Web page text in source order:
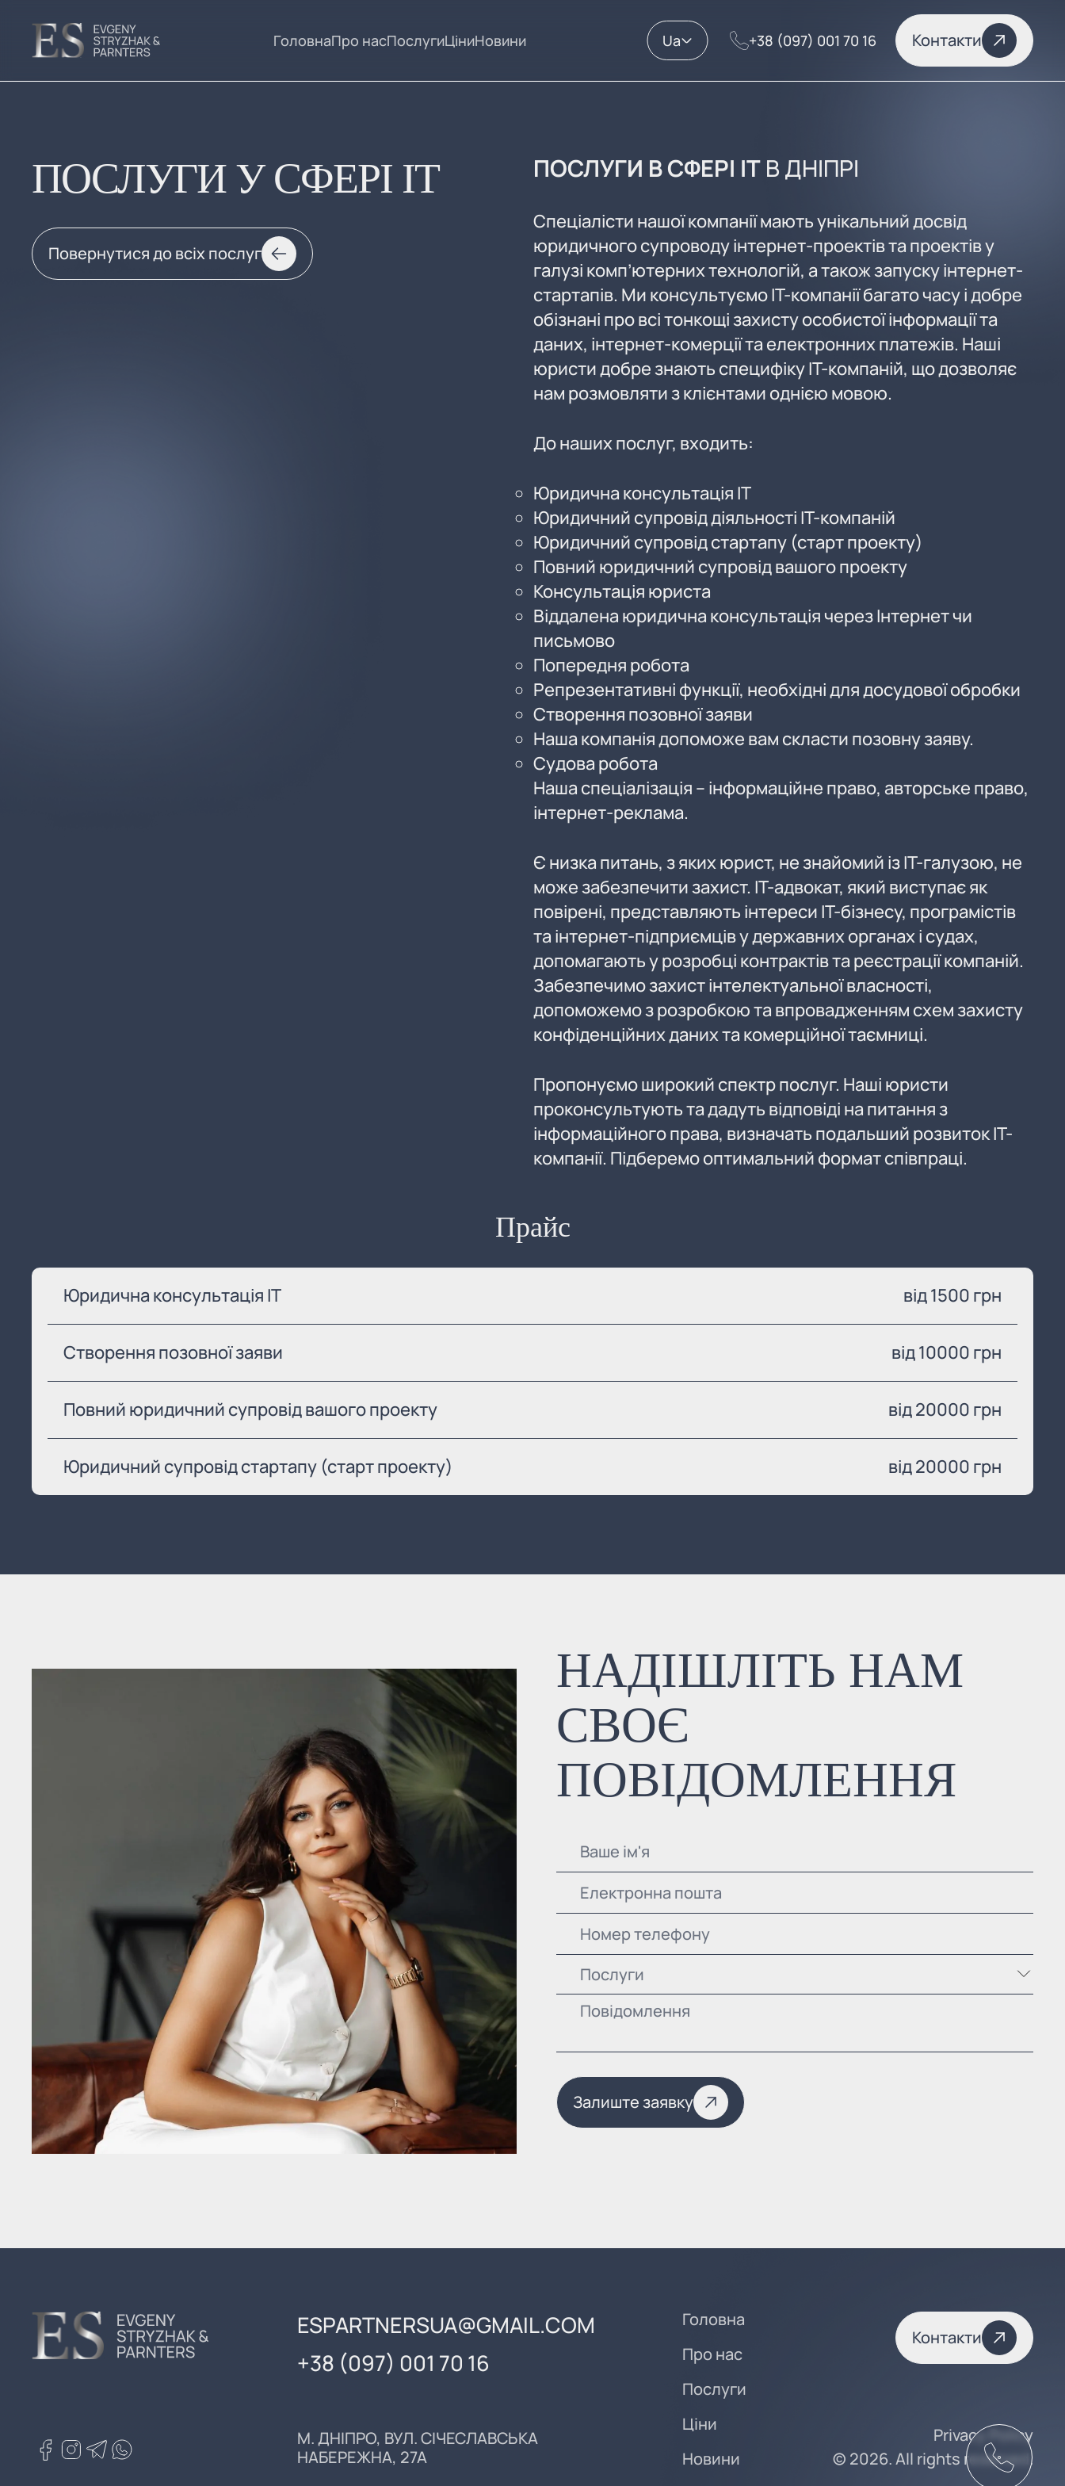
ГоловнаПро насПослугиЦіниНовини Ua +38 (097) 001 70 16 Контакти
ПОСЛУГИ У СФЕРІ IT
Повернутися до всіх послуг
ПОСЛУГИ В СФЕРІ IT В ДНІПРІ
Спеціалісти нашої компанії мають унікальний досвід
юридичного супроводу інтернет-проектів та проектів у
галузі комп’ютерних технологій, а також запуску інтернет-
стартапів. Ми консультуємо ІТ-компанії багато часу і добре
обізнані про всі тонкощі захисту особистої інформації та
даних, інтернет-комерції та електронних платежів. Наші
юристи добре знають специфіку IT-компаній, що дозволяє
нам розмовляти з клієнтами однією мовою.
До наших послуг, входить:
Юридична консультація IT
Юридичний супровід діяльності IT-компаній
Юридичний супровід стартапу (старт проекту)
Повний юридичний супровід вашого проекту
Консультація юриста
Віддалена юридична консультація через Інтернет чи
письмово
Попередня робота
Репрезентативні функції, необхідні для досудової обробки
Створення позовної заяви
Наша компанія допоможе вам скласти позовну заяву.
Судова робота
Наша спеціалізація – інформаційне право, авторське право,
інтернет-реклама.
Є низка питань, з яких юрист, не знайомий із ІТ-галузою, не
може забезпечити захист. ІТ-адвокат, який виступає як
повірені, представляють інтереси ІТ-бізнесу, програмістів
та інтернет-підприємців у державних органах і судах,
допомагають у розробці контрактів та реєстрації компаній.
Забезпечимо захист інтелектуальної власності,
допоможемо з розробкою та впровадженням схем захисту
конфіденційних даних та комерційної таємниці.
Пропонуємо широкий спектр послуг. Наші юристи
проконсультують та дадуть відповіді на питання з
інформаційного права, визначать подальший розвиток IT-
компанії. Підберемо оптимальний формат співпраці.
Прайс
Юридична консультація IT від 1500 грн
Створення позовної заяви від 10000 грн
Повний юридичний супровід вашого проекту від 20000 грн
Юридичний супровід стартапу (старт проекту) від 20000 грн
НАДІШЛІТЬ НАМ
СВОЄ
ПОВІДОМЛЕННЯ
Послуги
Залиште заявку
ESPARTNERSUA@GMAIL.COM
+38 (097) 001 70 16
М. ДНІПРО, ВУЛ. СІЧЕСЛАВСЬКА
НАБЕРЕЖНА, 27А
Головна
Про нас
Послуги
Ціни
Новини
Контакти
Privacy Policy
© 2026. All rights reserved.